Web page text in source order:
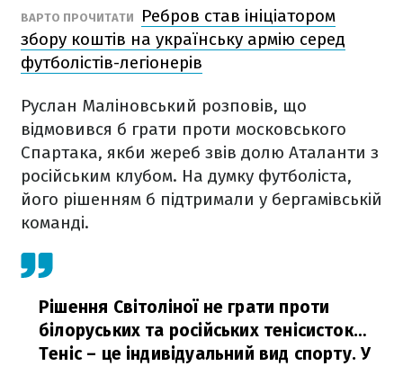
ВАРТО ПРОЧИТАТИ
Ребров став ініціатором
збору коштів на українську армію серед
футболістів-легіонерів
Руслан Маліновський розповів, що
відмовився б грати проти московського
Спартака, якби жереб звів долю Аталанти з
російським клубом. На думку футболіста,
його рішенням б підтримали у бергамівській
команді.
Рішення Світоліної не грати проти
білоруських та російських тенісисток…
Теніс – це індивідуальний вид спорту. У